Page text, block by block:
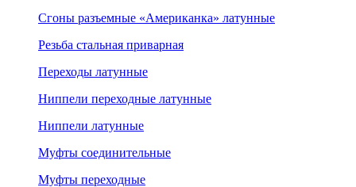
Сгоны разъемные «Американка» латунные
Резьба стальная приварная
Переходы латунные
Ниппели переходные латунные
Ниппели латунные
Муфты соединительные
Муфты переходные